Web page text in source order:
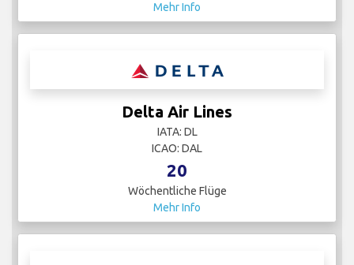
Mehr Info
Delta Air Lines
IATA: DL
ICAO: DAL
20
Wöchentliche Flüge
Mehr Info